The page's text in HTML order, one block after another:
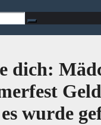
dich:
Geld
wurde